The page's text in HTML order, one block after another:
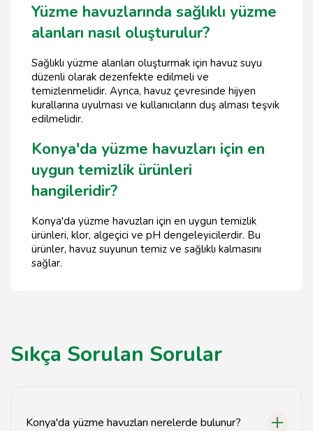
Yüzme havuzlarında sağlıklı yüzme
alanları nasıl oluşturulur?
Sağlıklı yüzme alanları oluşturmak için havuz suyu
düzenli olarak dezenfekte edilmeli ve
temizlenmelidir. Ayrıca, havuz çevresinde hijyen
kurallarına uyulması ve kullanıcıların duş alması teşvik
edilmelidir.
Konya'da yüzme havuzları için en
uygun temizlik ürünleri
hangileridir?
Konya'da yüzme havuzları için en uygun temizlik
ürünleri, klor, algeçici ve pH dengeleyicilerdir. Bu
ürünler, havuz suyunun temiz ve sağlıklı kalmasını
sağlar.
Sıkça Sorulan Sorular
Konya'da yüzme havuzları nerelerde bulunur?